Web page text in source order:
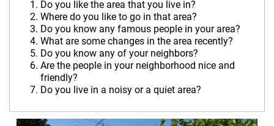
Do you like the area that you live in?
Where do you like to go in that area?
Do you know any famous people in your area?
What are some changes in the area recently?
Do you know any of your neighbors?
Are the people in your neighborhood nice and
friendly?
Do you live in a noisy or a quiet area?